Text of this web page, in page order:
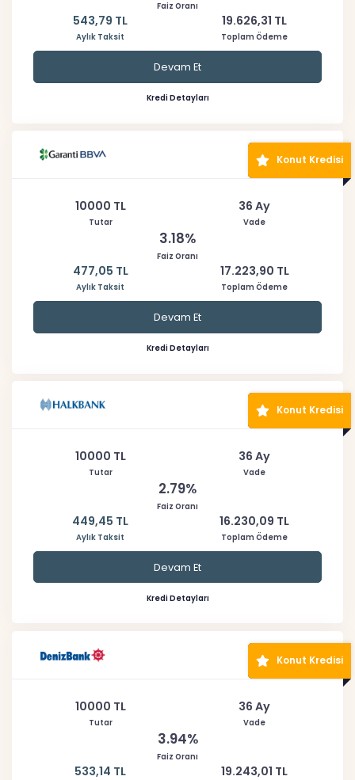
Faiz Oranı
543,79 TL
Aylık Taksit
19.626,31 TL
Toplam Ödeme
Devam Et
Kredi Detayları
Konut Kredisi
10000 TL
Tutar
36 Ay
Vade
3.18%
Faiz Oranı
477,05 TL
Aylık Taksit
17.223,90 TL
Toplam Ödeme
Devam Et
Kredi Detayları
Konut Kredisi
10000 TL
Tutar
36 Ay
Vade
2.79%
Faiz Oranı
449,45 TL
Aylık Taksit
16.230,09 TL
Toplam Ödeme
Devam Et
Kredi Detayları
Konut Kredisi
10000 TL
Tutar
36 Ay
Vade
3.94%
Faiz Oranı
533,14 TL 19.243,01 TL